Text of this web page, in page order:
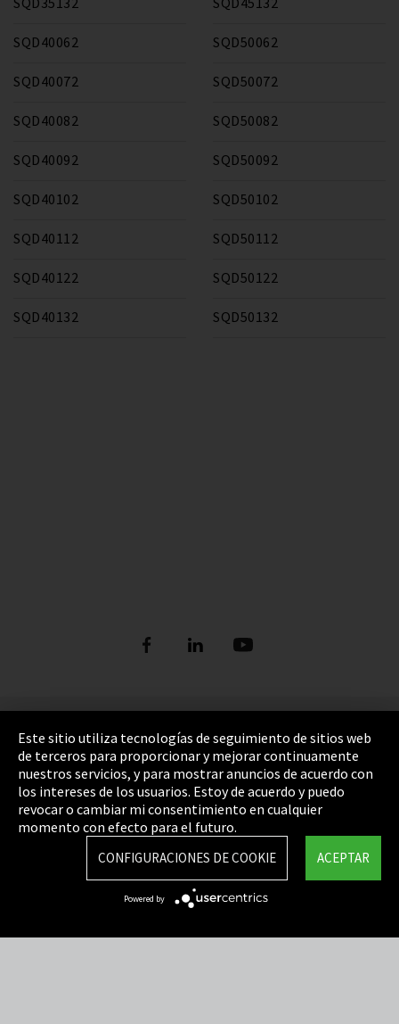
SQD40062
SQD40072
SQD40082
SQD40092
SQD40102
SQD40112
SQD40122
SQD40132
SQD50062
SQD50072
SQD50082
SQD50092
SQD50102
SQD50112
SQD50122
SQD50132
Pie de imprenta
Política de privacidad
Cookie Settings
Términos y Condiciones
Mapa del sitio
Integrity Line
Este sitio utiliza tecnologías de seguimiento de sitios web
de terceros para proporcionar y mejorar continuamente
nuestros servicios, y para mostrar anuncios de acuerdo con
los intereses de los usuarios. Estoy de acuerdo y puedo
revocar o cambiar mi consentimiento en cualquier
momento con efecto para el futuro.
ACEPTAR
CONFIGURACIONES DE COOKIE
Powered by